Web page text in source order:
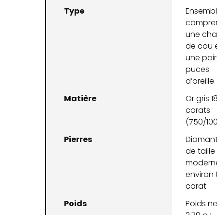
Type
une
de cou
une
puces
d’oreille
Matière
Or gris
carats
(750/
Pierres
de taille
environ
carat
Poids
Poids